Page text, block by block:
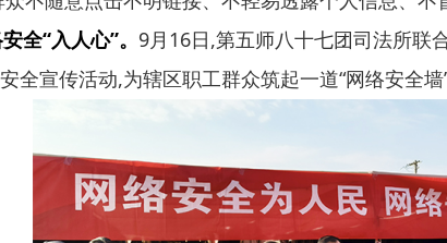
全“入人心”。 9月16日,第五师八十七团司法所联
全宣传活动,为辖区职工群众筑起一道“网络安全墙”